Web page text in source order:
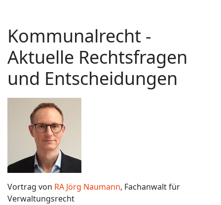
Kommunalrecht -
Aktuelle Rechtsfragen
und Entscheidungen
Vortrag von RA Jörg Naumann, Fachanwalt für
Verwaltungsrecht